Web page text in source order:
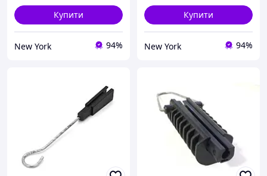
Купити
New York 94%
Купити
New York 94%